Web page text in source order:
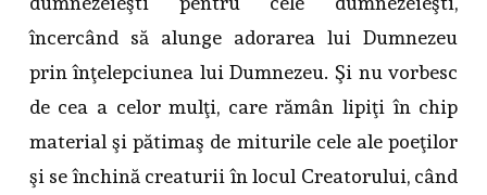
încercând să alunge adorarea lui Dumnezeu
prin înţelepciunea lui Dumnezeu. Şi nu vorbesc
de cea a celor mulţi, care rămân lipiţi în chip
material şi pătimaş de miturile cele ale poeţilor
şi se închină creaturii în locul Creatorului, când